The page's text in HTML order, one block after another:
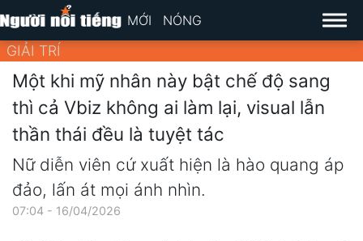
MỚI NÓNG
GIẢI TRÍ
Một khi mỹ nhân này bật chế độ sang
thì cả Vbiz không ai làm lại, visual lẫn
thần thái đều là tuyệt tác
Nữ diễn viên cứ xuất hiện là hào quang áp
đảo, lấn át mọi ánh nhìn.
07:04 - 16/04/2026